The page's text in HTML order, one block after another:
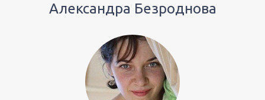
Александра Безроднова